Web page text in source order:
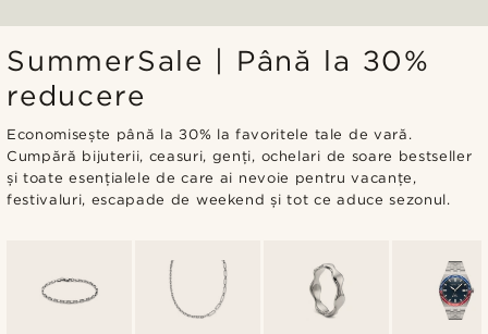
SummerSale | Până la 30%
reducere
Economisește până la 30% la favoritele tale de vară.
Cumpără bijuterii, ceasuri, genți, ochelari de soare bestseller
și toate esențialele de care ai nevoie pentru vacanțe,
festivaluri, escapade de weekend și tot ce aduce sezonul.